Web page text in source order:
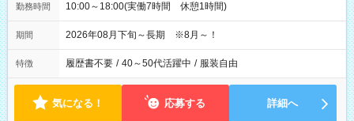
勤務時間 10:00～18:00(実働7時間 休憩1時間)
期間 2026年08月下旬～長期 ※8月～！
特徴 履歴書不要 / 40～50代活躍中 / 服装自由
気になる！ 応募する 詳細へ